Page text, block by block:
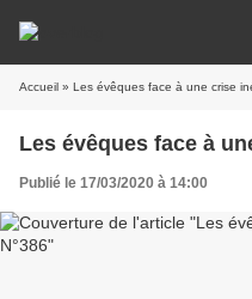
Accueil » Les évêques face à une crise
Les évêques face à
Publié le 17/03/2020 à 14:00